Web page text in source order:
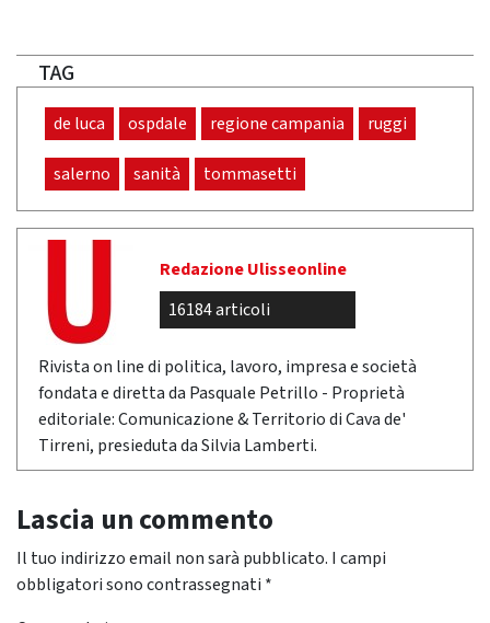
TAG
de luca ospdale regione campania ruggi
salerno sanità tommasetti
Redazione Ulisseonline
16184 articoli
Rivista on line di politica, lavoro, impresa e società
fondata e diretta da Pasquale Petrillo - Proprietà
editoriale: Comunicazione & Territorio di Cava de'
Tirreni, presieduta da Silvia Lamberti.
Lascia un commento
Il tuo indirizzo email non sarà pubblicato. I campi
obbligatori sono contrassegnati *